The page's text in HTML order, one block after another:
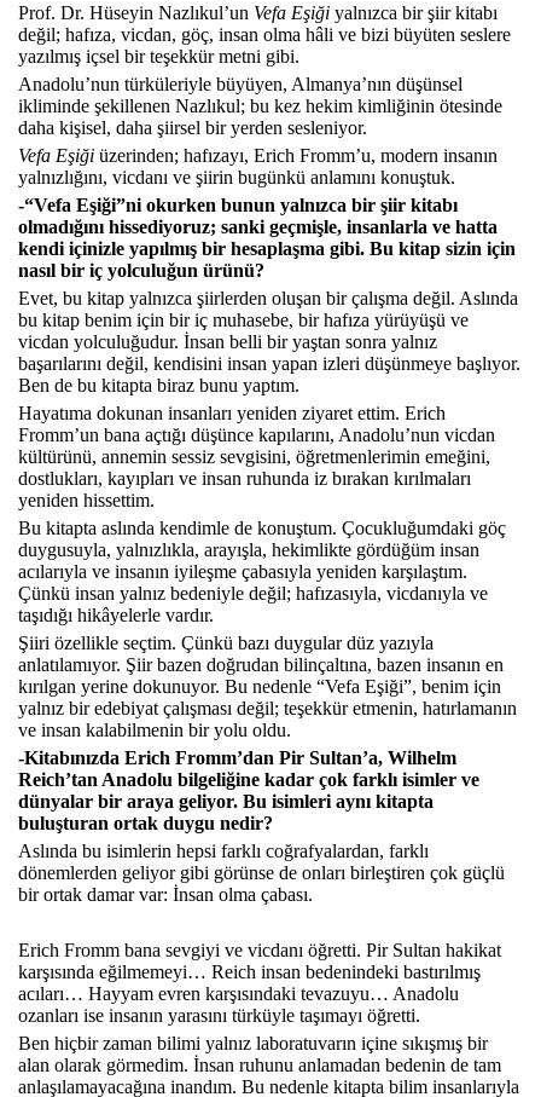
Prof. Dr. Hüseyin Nazlıkul’un Vefa Eşiği yalnızca bir şiir kitabı
değil; hafıza, vicdan, göç, insan olma hâli ve bizi büyüten seslere
yazılmış içsel bir teşekkür metni gibi.
Anadolu’nun türküleriyle büyüyen, Almanya’nın düşünsel
ikliminde şekillenen Nazlıkul; bu kez hekim kimliğinin ötesinde
daha kişisel, daha şiirsel bir yerden sesleniyor.
Vefa Eşiği üzerinden; hafızayı, Erich Fromm’u, modern insanın
yalnızlığını, vicdanı ve şiirin bugünkü anlamını konuştuk.
-“Vefa Eşiği”ni okurken bunun yalnızca bir şiir kitabı
olmadığını hissediyoruz; sanki geçmişle, insanlarla ve hatta
kendi içinizle yapılmış bir hesaplaşma gibi. Bu kitap sizin için
nasıl bir iç yolculuğun ürünü?
Evet, bu kitap yalnızca şiirlerden oluşan bir çalışma değil. Aslında
bu kitap benim için bir iç muhasebe, bir hafıza yürüyüşü ve
vicdan yolculuğudur. İnsan belli bir yaştan sonra yalnız
başarılarını değil, kendisini insan yapan izleri düşünmeye başlıyor.
Ben de bu kitapta biraz bunu yaptım.
Hayatıma dokunan insanları yeniden ziyaret ettim. Erich
Fromm’un bana açtığı düşünce kapılarını, Anadolu’nun vicdan
kültürünü, annemin sessiz sevgisini, öğretmenlerimin emeğini,
dostlukları, kayıpları ve insan ruhunda iz bırakan kırılmaları
yeniden hissettim.
Bu kitapta aslında kendimle de konuştum. Çocukluğumdaki göç
duygusuyla, yalnızlıkla, arayışla, hekimlikte gördüğüm insan
acılarıyla ve insanın iyileşme çabasıyla yeniden karşılaştım.
Çünkü insan yalnız bedeniyle değil; hafızasıyla, vicdanıyla ve
taşıdığı hikâyelerle vardır.
Şiiri özellikle seçtim. Çünkü bazı duygular düz yazıyla
anlatılamıyor. Şiir bazen doğrudan bilinçaltına, bazen insanın en
kırılgan yerine dokunuyor. Bu nedenle “Vefa Eşiği”, benim için
yalnız bir edebiyat çalışması değil; teşekkür etmenin, hatırlamanın
ve insan kalabilmenin bir yolu oldu.
-Kitabınızda Erich Fromm’dan Pir Sultan’a, Wilhelm
Reich’tan Anadolu bilgeliğine kadar çok farklı isimler ve
dünyalar bir araya geliyor. Bu isimleri aynı kitapta
buluşturan ortak duygu nedir?
Aslında bu isimlerin hepsi farklı coğrafyalardan, farklı
dönemlerden geliyor gibi görünse de onları birleştiren çok güçlü
bir ortak damar var: İnsan olma çabası.
Erich Fromm bana sevgiyi ve vicdanı öğretti. Pir Sultan hakikat
karşısında eğilmemeyi… Reich insan bedenindeki bastırılmış
acıları… Hayyam evren karşısındaki tevazuyu… Anadolu
ozanları ise insanın yarasını türküyle taşımayı öğretti.
Ben hiçbir zaman bilimi yalnız laboratuvarın içine sıkışmış bir
alan olarak görmedim. İnsan ruhunu anlamadan bedenin de tam
anlaşılamayacağına inandım. Bu nedenle kitapta bilim insanlarıyla